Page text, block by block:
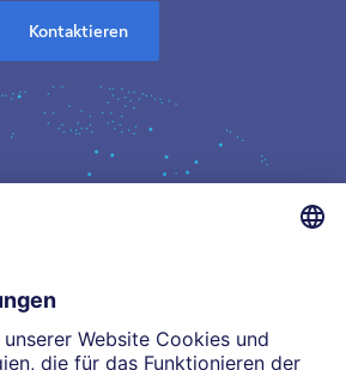
Kontaktieren